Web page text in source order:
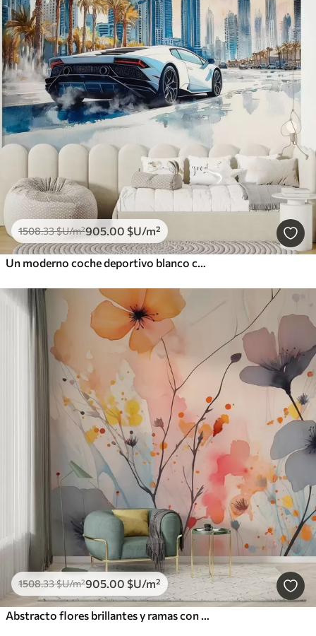
1508.33$U/m²905.00 $U/m²
Un moderno coche deportivo blanco corriendo sobre un fondo de palmeras y rascacielos en técnica de acuarela libre
1508.33$U/m²905.00 $U/m²
Abstracto flores brillantes y ramas con salpicaduras de pintura acuarela húmeda